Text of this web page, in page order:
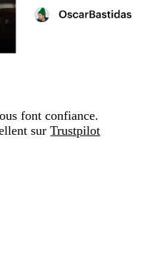
font confiance.
surTrustpilot